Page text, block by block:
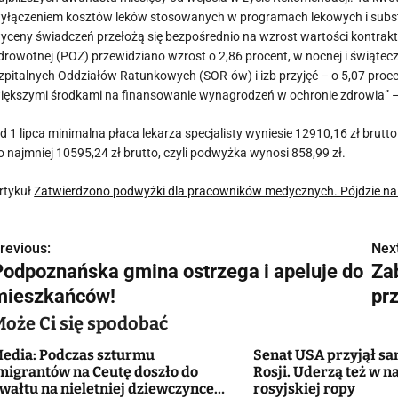
kosztów leków stosowanych w programach lekowych i
świadczeń przełożą się bezpośrednio na wzrost wartości
(POZ) przewidziano wzrost o 2,86 procent, w nocnej i
Oddziałów Ratunkowych (SOR-ów) i izb przyjęć – o 5,07
środkami na finansowanie wynagrodzeń w ochronie zdrowia”
1 lipca minimalna płaca lekarza specjalisty wyniesie 12910,16 zł
najmniej 10595,24 zł brutto, czyli podwyżka wynosi 858,99 zł.
Zatwierdzono podwyżki dla pracowników medycznych. Pójdzie na
gmina ostrzega i apeluje do
Ci się spodobać
Podczas szturmu
na Ceutę doszło do
na nieletniej dziewczynce.
Senat USA przyjął
Rosji. Uderzą też w
rosyjskiej ropy